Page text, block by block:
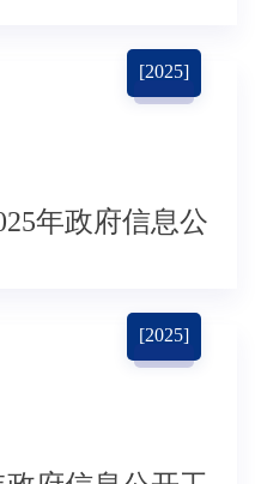
[2025]
年政府信息公
[2025]